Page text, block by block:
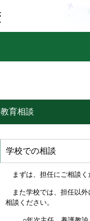
教育相談
学校での相談
まずは、担任にご相談く
また学校では、担任以外
相談ください。